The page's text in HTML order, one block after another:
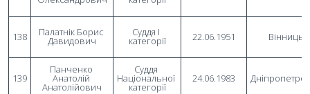
138 Палатнік Борис
Давидович
Суддя I
категорії 22.06.1951
139
Панченко
Анатолій
Анатолійович
Суддя
Національної
категорії
24.06.1983